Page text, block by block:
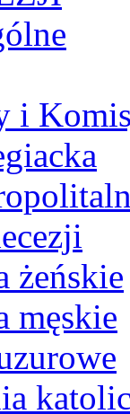
i
żeńskie
męskie